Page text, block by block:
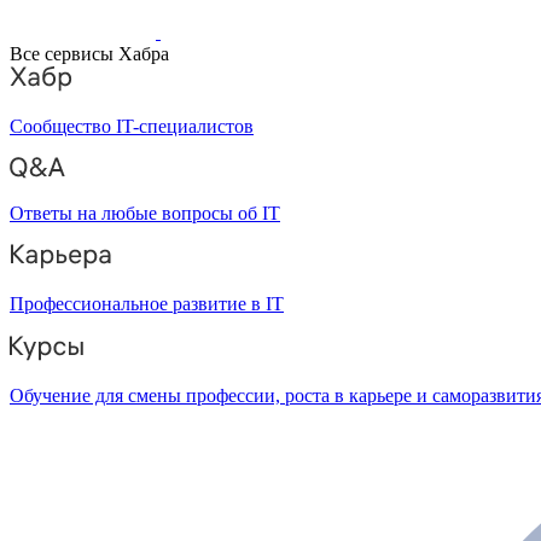
Все сервисы Хабра
Сообщество IT-специалистов
Ответы на любые вопросы об IT
Профессиональное развитие в IT
Обучение для смены профессии, роста в карьере и